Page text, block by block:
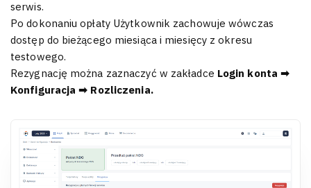
serwis.
Po dokonaniu opłaty Użytkownik zachowuje wówczas
dostęp do bieżącego miesiąca i miesięcy z okresu
testowego.
Rezygnację można zaznaczyć w zakładce Login konta ➡
Konfiguracja ➡ Rozliczenia.